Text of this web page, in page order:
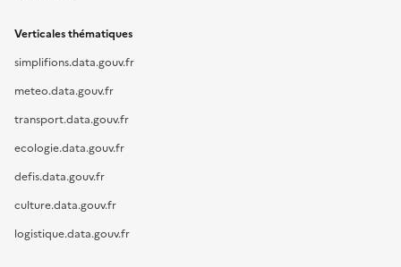
Verticales thématiques
simplifions.data.gouv.fr
meteo.data.gouv.fr
transport.data.gouv.fr
ecologie.data.gouv.fr
defis.data.gouv.fr
culture.data.gouv.fr
logistique.data.gouv.fr